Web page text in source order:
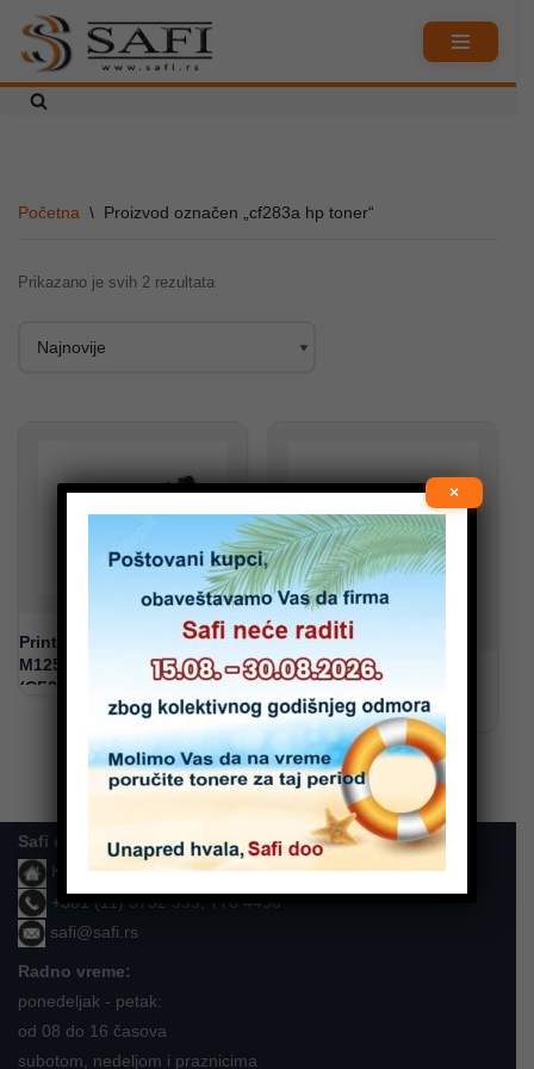
Skoči
na
Početna \ Proizvod označen „cf283a hp toner“
Prikazano je svih 2 rezultata
PrintLine toner za HP
M125/M127/M201/M225
(CF283A, 83A)
HP original CF283A, 83A
toner za HP M125/M127
Safi doo
Karla Soprona 15, Beograd - Zemun
+381 (11) 3752 999, 770 4490
safi@safi.rs
Radno vreme:
ponedeljak - petak:
od 08 do 16 časova
subotom, nedeljom i praznicima
×